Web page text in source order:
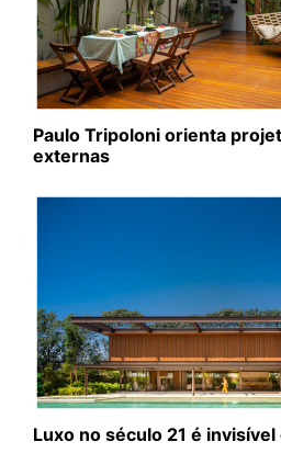
Paulo Tripoloni orienta
externas
Luxo no século 21 é